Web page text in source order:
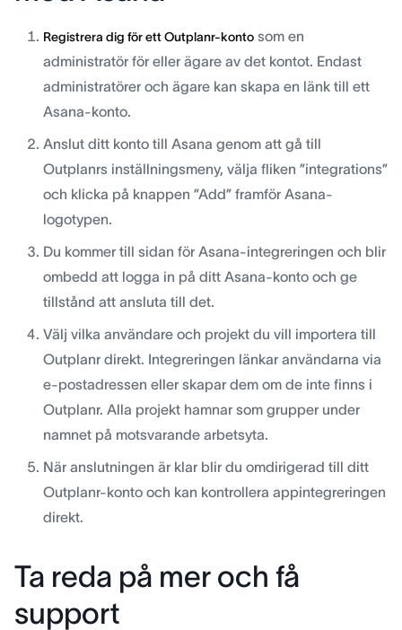
Registrera dig för ett Outplanr-konto som en
administratör för eller ägare av det kontot. Endast
administratörer och ägare kan skapa en länk till ett
Asana-konto.
Anslut ditt konto till Asana genom att gå till
Outplanrs inställningsmeny, välja fliken ”integrations”
och klicka på knappen ”Add” framför Asana-
logotypen.
Du kommer till sidan för Asana-integreringen och blir
ombedd att logga in på ditt Asana-konto och ge
tillstånd att ansluta till det.
Välj vilka användare och projekt du vill importera till
Outplanr direkt. Integreringen länkar användarna via
e-postadressen eller skapar dem om de inte finns i
Outplanr. Alla projekt hamnar som grupper under
namnet på motsvarande arbetsyta.
När anslutningen är klar blir du omdirigerad till ditt
Outplanr-konto och kan kontrollera appintegreringen
direkt.
Ta reda på mer och få
support